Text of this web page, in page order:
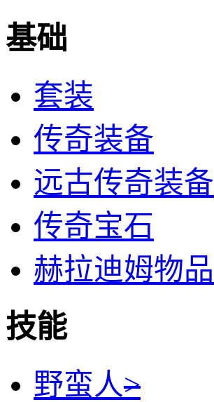
基础
套装
传奇装备
远古传奇装备
传奇宝石
赫拉迪姆物品
技能
野蛮人>